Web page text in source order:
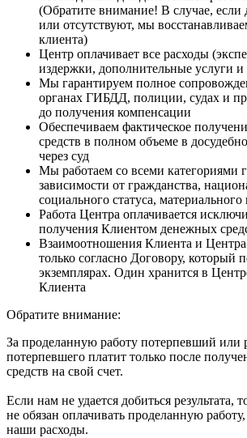
(Обратите внимание! В случае,
или отсутствуют, мы
клиента)
Центр оплачивает все расходы
издержки, дополнительные услуги и
Мы гарантируем полное
органах ГИБДД, полиции, судах и
до получения компенсации
Обеспечиваем фактическое
средств в полном объеме в
через суд
Мы работаем со всеми категориями
зависимости от гражданства,
социального статуса,
Работа Центра оплачивается
получения Клиентом денежных
Взаимоотношения Клиента и
только согласно Договору, который
экземплярах. Один хранится в
Клиента
Обратите внимание:
За проделанную работу потерпевший или
потерпевшего платит только после
средств на свой счет.
Если нам не удается добиться результата,
не обязан оплачивать проделанную
наши расходы.